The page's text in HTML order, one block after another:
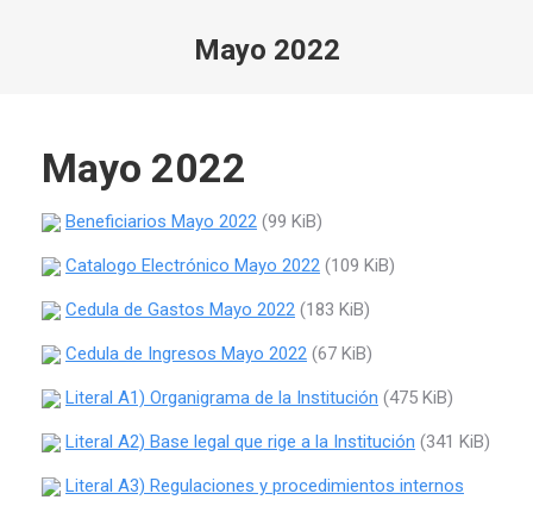
Mayo 2022
Mayo 2022
Beneficiarios Mayo 2022 (99 KiB)
Catalogo Electrónico Mayo 2022 (109 KiB)
Cedula de Gastos Mayo 2022 (183 KiB)
Cedula de Ingresos Mayo 2022 (67 KiB)
Literal A1) Organigrama de la Institución (475 KiB)
Literal A2) Base legal que rige a la Institución (341 KiB)
Literal A3) Regulaciones y procedimientos internos